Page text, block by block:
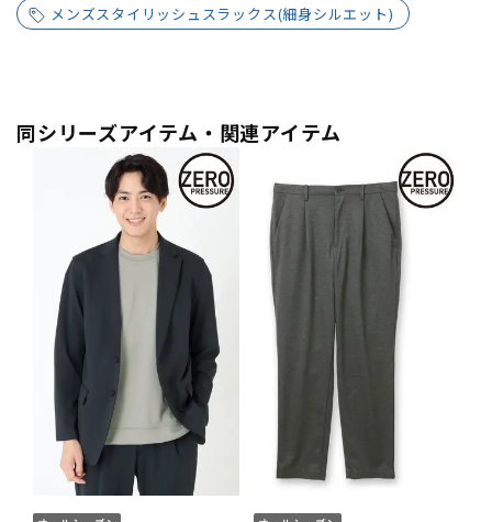
メンズスタイリッシュスラックス(細身シルエット)
同シリーズアイテム・関連アイテム